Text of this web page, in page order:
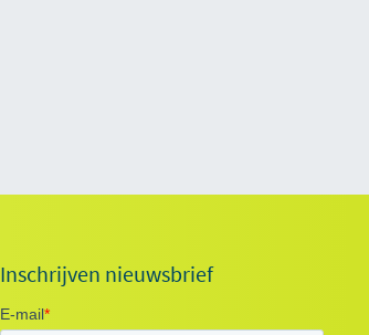
Inschrijven nieuwsbrief